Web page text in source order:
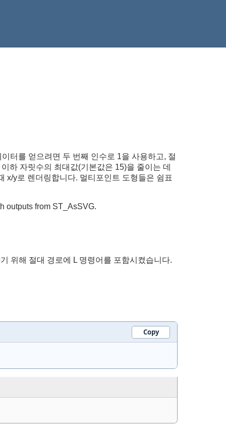
터를 얻으려면 두 번째 인수로 1을 사용하고, 절
하 자릿수의 최대값(기본값은 15)을 줄이는 데
x/y로 렌더링합니다. 멀티포인트 도형들은 쉼표
outputs from ST_AsSVG.
위해 절대 경로에 L 명령어를 포함시켰습니다.
Copy